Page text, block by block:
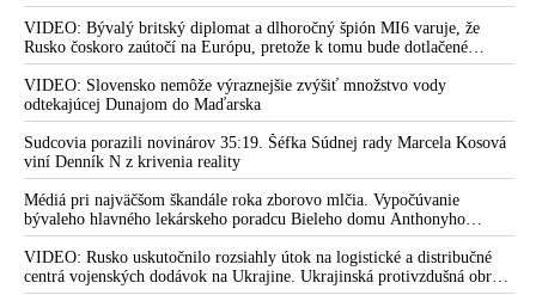
VIDEO: Bývalý britský diplomat a dlhoročný špión MI6 varuje, že
Rusko čoskoro zaútočí na Európu, pretože k tomu bude dotlačené
rovnako, ako bolo dotlačené k invázii na Ukrajinu v roku 2022.
Zelenskyj medzitým v Kyjeve naliehal na zhromaždených diplomatov,
aby vo svete zháňali energie pre Ukrajinu na zimu. Putin vraj bude
mobilizovať a vojna sa do zimy pravdepodobne neskončí
VIDEO: Slovensko nemôže výraznejšie zvýšiť množstvo vody
odtekajúcej Dunajom do Maďarska
Sudcovia porazili novinárov 35:19. Šéfka Súdnej rady Marcela Kosová
viní Denník N z krivenia reality
Médiá pri najväčšom škandále roka zborovo mlčia. Vypočúvanie
bývaleho hlavného lekárskeho poradcu Bieleho domu Anthonyho
Fauciho pred výborom amerického Senátu väčšina médií ignorovala
VIDEO: Rusko uskutočnilo rozsiahly útok na logistické a distribučné
centrá vojenských dodávok na Ukrajine. Ukrajinská protivzdušná obrana